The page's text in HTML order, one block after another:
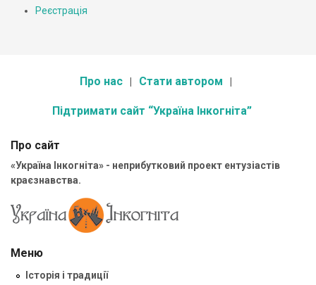
Реєстрація
Про нас Стати автором
Підтримати сайт “Україна Інкогніта”
Про сайт
«Україна Інкогніта» - неприбутковий проект ентузіастів
краєзнавства.
Меню
Історія і традиції